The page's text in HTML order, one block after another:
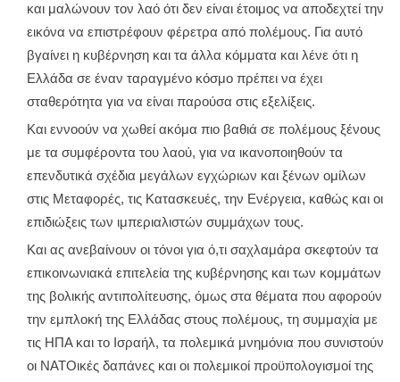
και μαλώνουν τον λαό ότι δεν είναι έτοιμος να αποδεχτεί την
εικόνα να επιστρέφουν φέρετρα από πολέμους. Για αυτό
βγαίνει η κυβέρνηση και τα άλλα κόμματα και λένε ότι η
Ελλάδα σε έναν ταραγμένο κόσμο πρέπει να έχει
σταθερότητα για να είναι παρούσα στις εξελίξεις.
Και εννοούν να χωθεί ακόμα πιο βαθιά σε πολέμους ξένους
με τα συμφέροντα του λαού, για να ικανοποιηθούν τα
επενδυτικά σχέδια μεγάλων εγχώριων και ξένων ομίλων
στις Μεταφορές, τις Κατασκευές, την Ενέργεια, καθώς και οι
επιδιώξεις των ιμπεριαλιστών συμμάχων τους.
Και ας ανεβαίνουν οι τόνοι για ό,τι σαχλαμάρα σκεφτούν τα
επικοινωνιακά επιτελεία της κυβέρνησης και των κομμάτων
της βολικής αντιπολίτευσης, όμως στα θέματα που αφορούν
την εμπλοκή της Ελλάδας στους πολέμους, τη συμμαχία με
τις ΗΠΑ και το Ισραήλ, τα πολεμικά μνημόνια που συνιστούν
οι ΝΑΤΟικές δαπάνες και οι πολεμικοί προϋπολογισμοί της